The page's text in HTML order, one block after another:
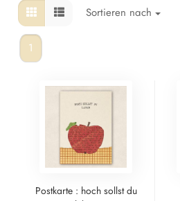
Sortieren nach
1
Postkarte : hoch sollst du